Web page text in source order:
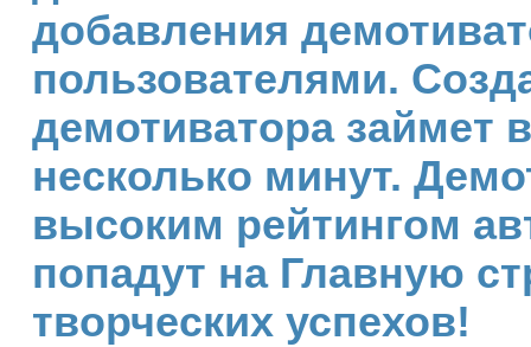
добавления
пользователями.
демотиватора займет
несколько минут.
высоким рейтингом
попадут на Главную
творческих успехов!